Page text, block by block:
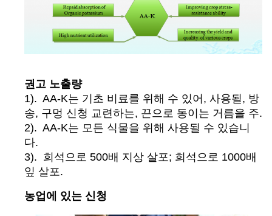
권고 노출량
1). AA-K는 기초 비료를 위해 수 있어, 사용될, 방
송, 구멍 신청 교련하는, 끈으로 동이는 거름을 주.
2). AA-K는 모든 식물을 위해 사용될 수 있습니
다.
3). 희석으로 500배 지상 살포; 희석으로 1000배
잎 살포.
농업에 있는 신청